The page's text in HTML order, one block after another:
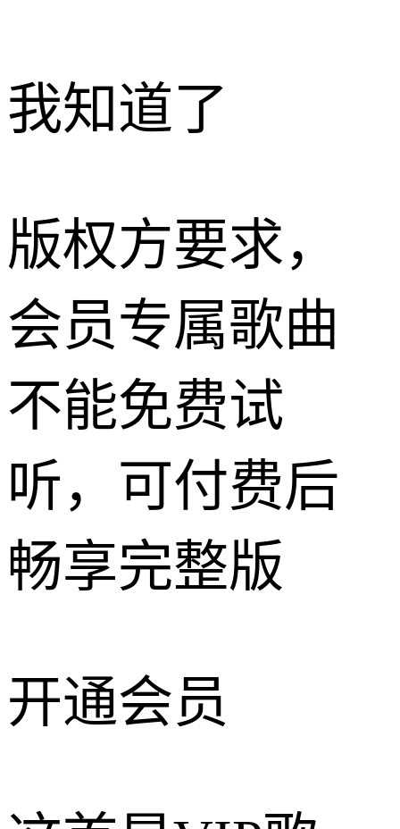
我知道了
版权方要求，
会员专属歌曲
不能免费试
听，可付费后
畅享完整版
开通会员